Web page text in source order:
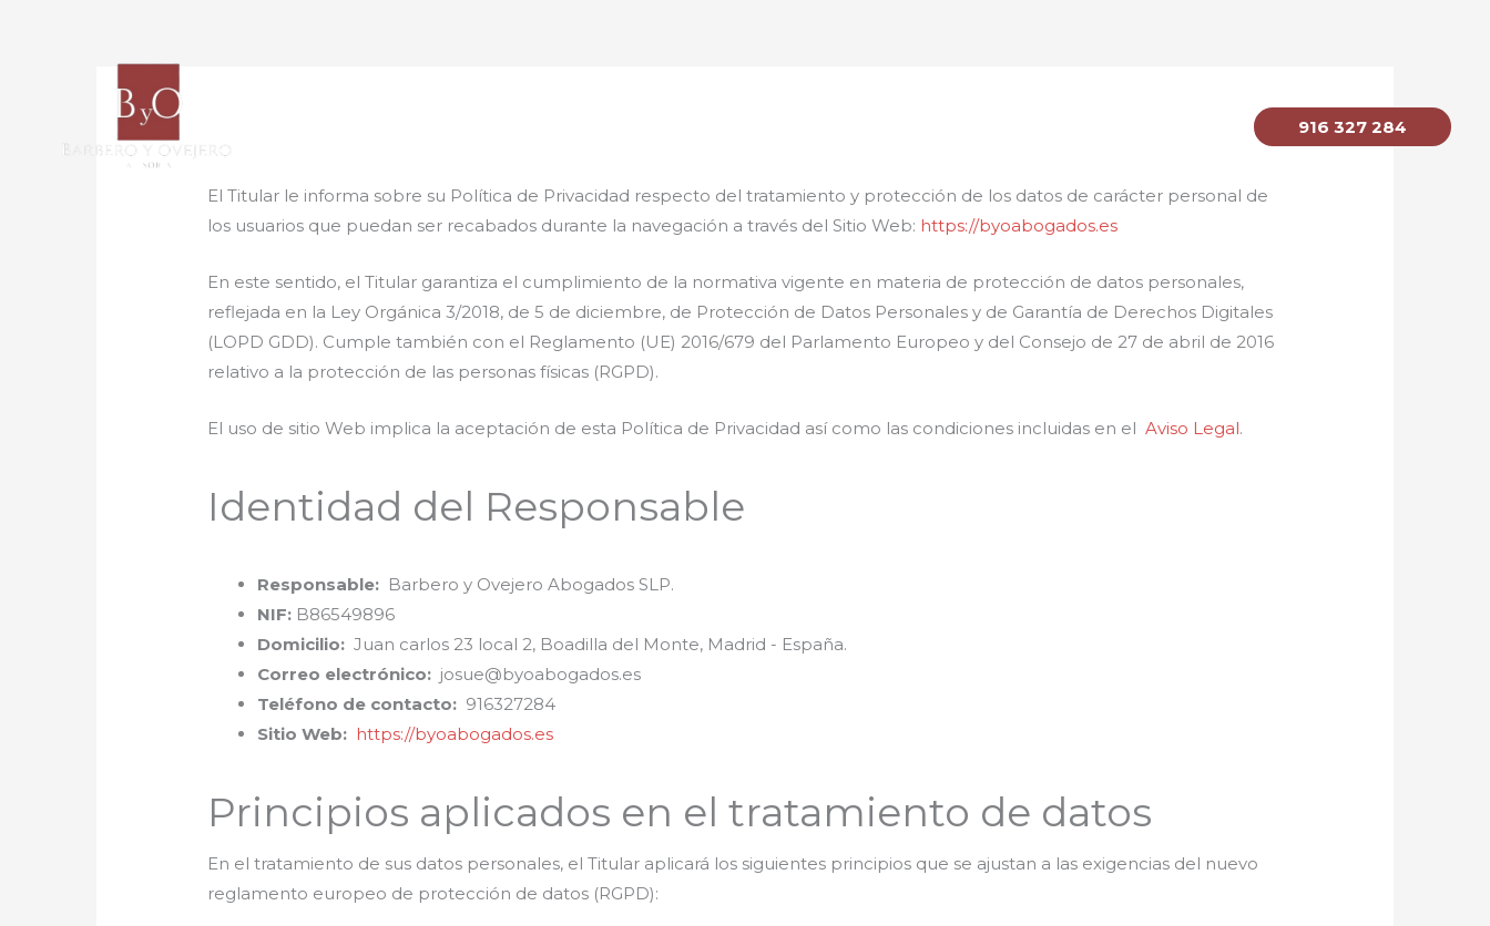
916 327 284
El Titular le informa sobre su Política de Privacidad respecto del tratamiento y protección de los datos de carácter personal de
los usuarios que puedan ser recabados durante la navegación a través del Sitio Web: https://byoabogados.es
En este sentido, el Titular garantiza el cumplimiento de la normativa vigente en materia de protección de datos personales,
reflejada en la Ley Orgánica 3/2018, de 5 de diciembre, de Protección de Datos Personales y de Garantía de Derechos Digitales
(LOPD GDD). Cumple también con el Reglamento (UE) 2016/679 del Parlamento Europeo y del Consejo de 27 de abril de 2016
relativo a la protección de las personas físicas (RGPD).
El uso de sitio Web implica la aceptación de esta Política de Privacidad así como las condiciones incluidas en elAviso Legal.
Identidad del Responsable
Responsable: Barbero y Ovejero Abogados SLP.
NIF: B86549896
Domicilio: Juan carlos 23 local 2, Boadilla del Monte, Madrid - España.
Correo electrónico: josue@byoabogados.es
Teléfono de contacto: 916327284
Sitio Web: https://byoabogados.es
Principios aplicados en el tratamiento de datos
En el tratamiento de sus datos personales, el Titular aplicará los siguientes principios que se ajustan a las exigencias del nuevo
reglamento europeo de protección de datos (RGPD):